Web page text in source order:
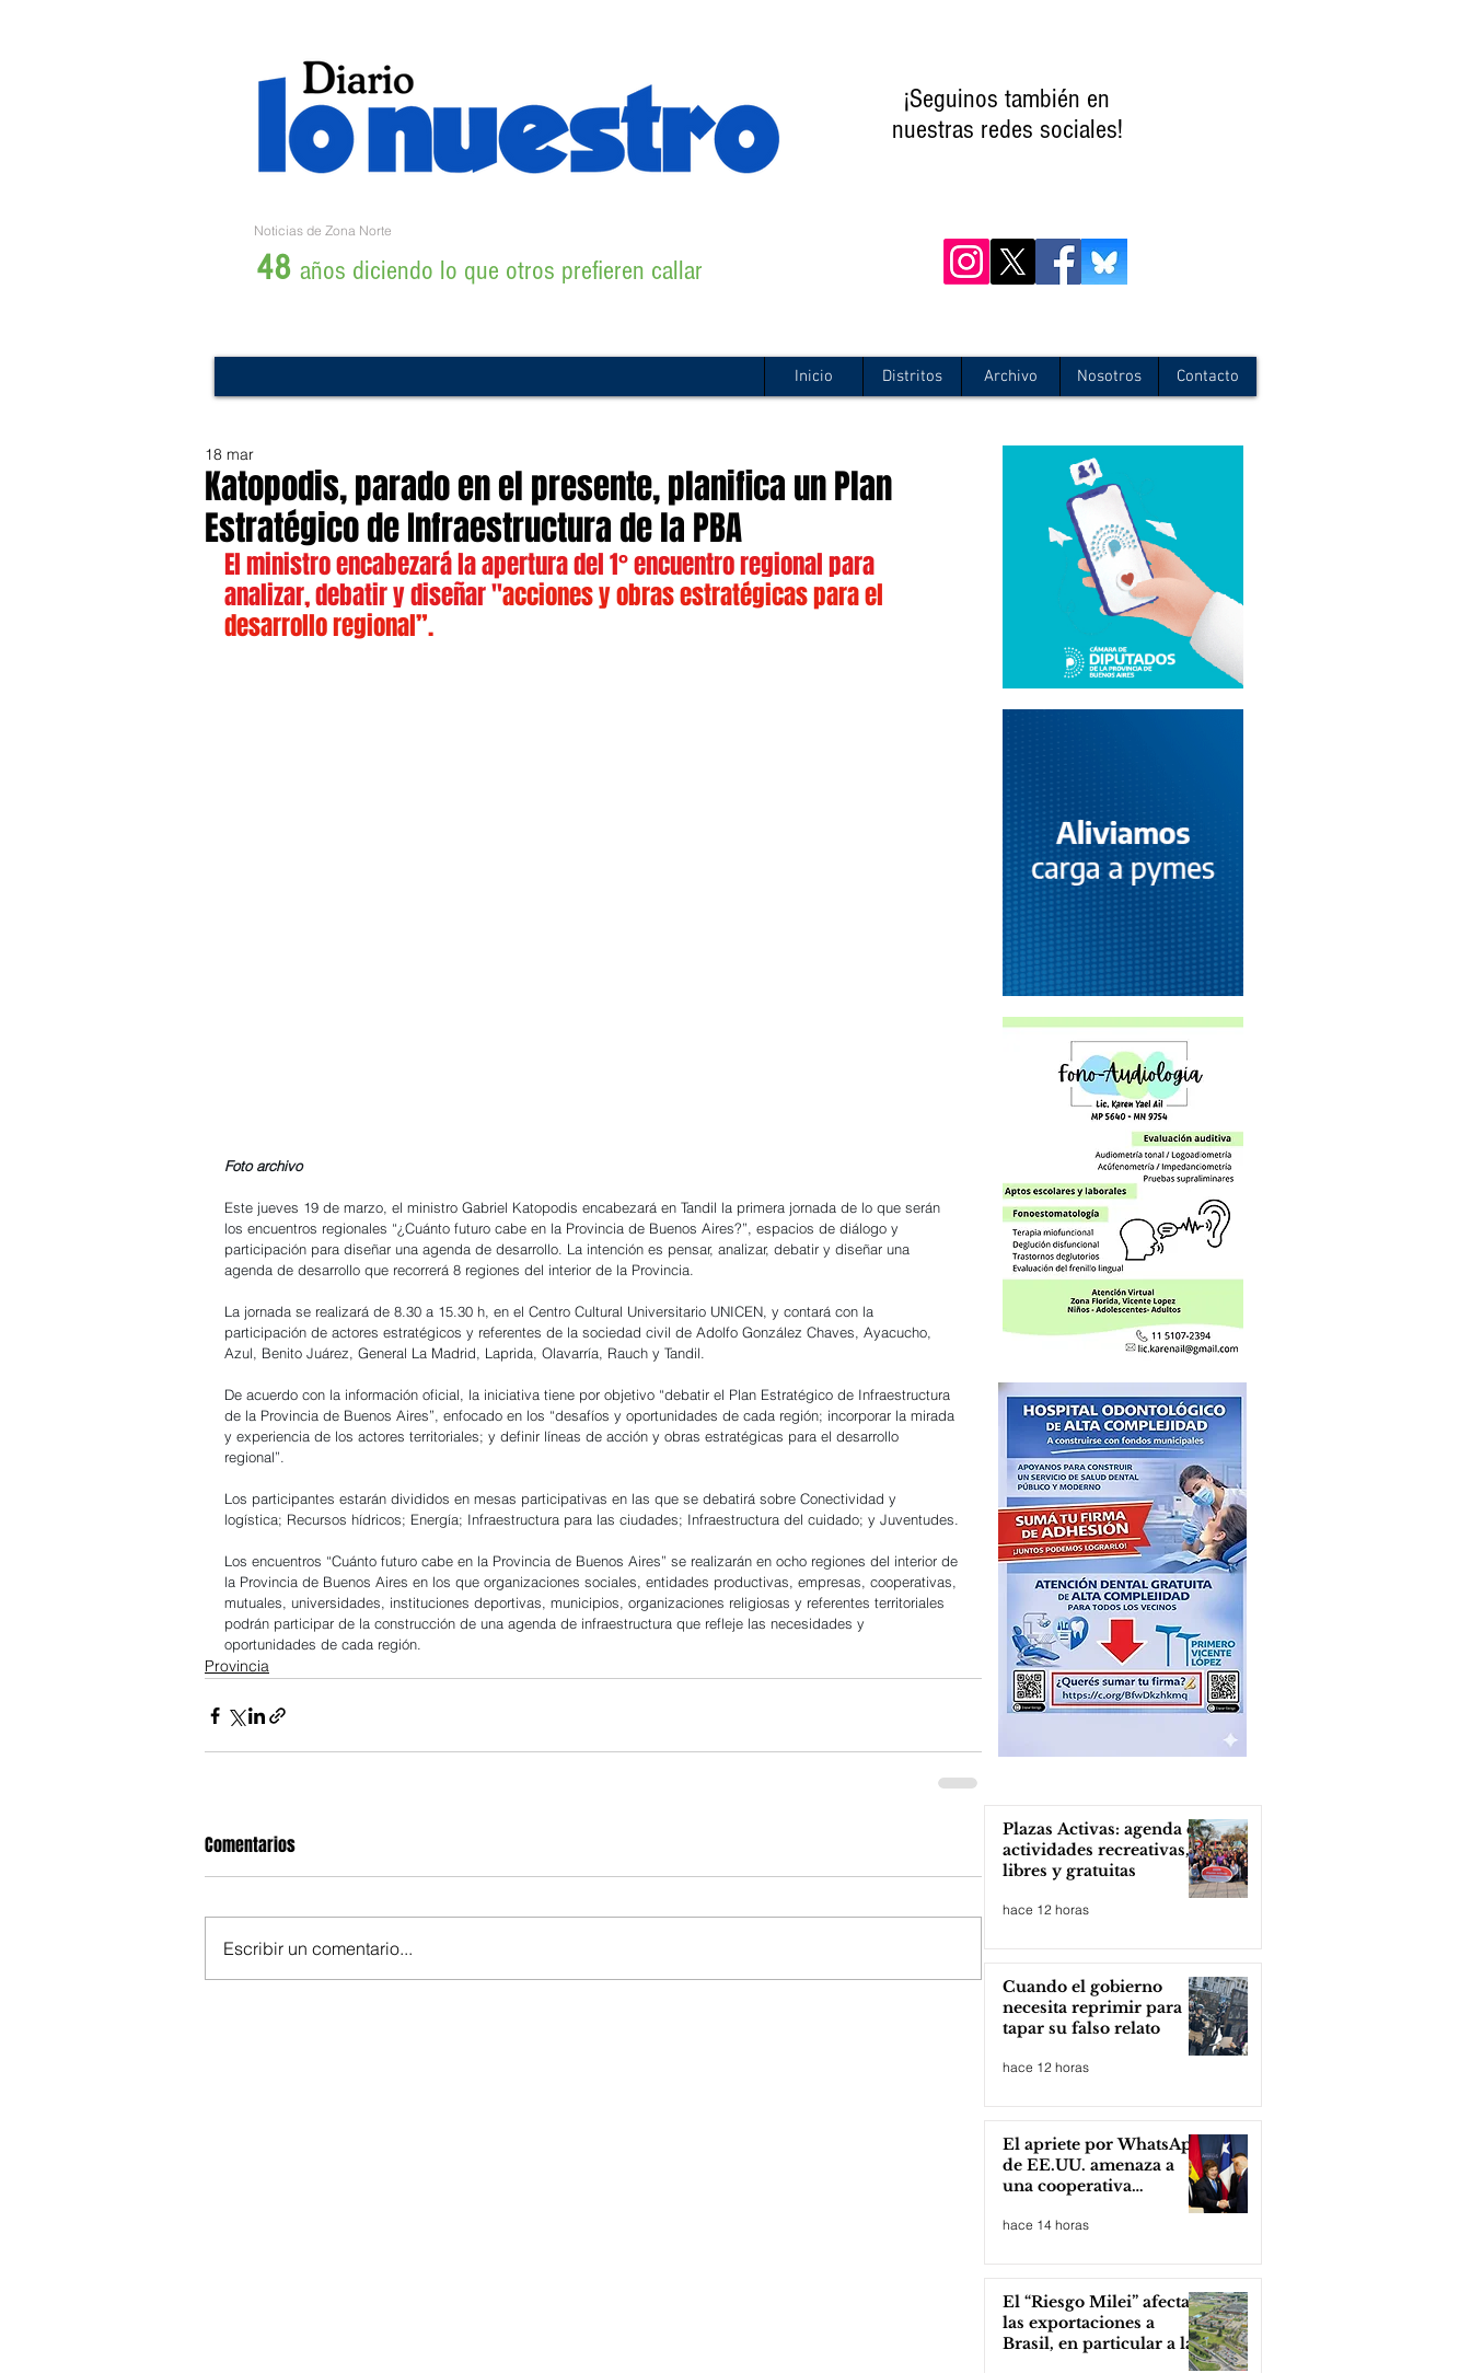
¡Seguinos también en
nuestras redes sociales!
Noticias de Zona Norte
48 años diciendo lo que otros prefieren callar
Inicio Distritos Archivo Nosotros Contacto
Katopodis, parado en el presente, planifica un Plan
Estratégico de Infraestructura de la PBA
18 mar
El ministro encabezará la apertura del 1° encuentro regional para
analizar, debatir y diseñar "acciones y obras estratégicas para el
desarrollo regional”.
Foto archivo
Este jueves 19 de marzo, el ministro Gabriel Katopodis encabezará en Tandil la primera jornada de lo que serán
los encuentros regionales “¿Cuánto futuro cabe en la Provincia de Buenos Aires?”, espacios de diálogo y
participación para diseñar una agenda de desarrollo. La intención es pensar, analizar, debatir y diseñar una
agenda de desarrollo que recorrerá 8 regiones del interior de la Provincia.
La jornada se realizará de 8.30 a 15.30 h, en el Centro Cultural Universitario UNICEN, y contará con la
participación de actores estratégicos y referentes de la sociedad civil de Adolfo González Chaves, Ayacucho,
Azul, Benito Juárez, General La Madrid, Laprida, Olavarría, Rauch y Tandil.
De acuerdo con la información oficial, la iniciativa tiene por objetivo “debatir el Plan Estratégico de Infraestructura
de la Provincia de Buenos Aires”, enfocado en los “desafíos y oportunidades de cada región; incorporar la mirada
y experiencia de los actores territoriales; y definir líneas de acción y obras estratégicas para el desarrollo
regional”.
Los participantes estarán divididos en mesas participativas en las que se debatirá sobre Conectividad y
logística; Recursos hídricos; Energía; Infraestructura para las ciudades; Infraestructura del cuidado; y Juventudes.
Los encuentros “Cuánto futuro cabe en la Provincia de Buenos Aires” se realizarán en ocho regiones del interior de
la Provincia de Buenos Aires en los que organizaciones sociales, entidades productivas, empresas, cooperativas,
mutuales, universidades, instituciones deportivas, municipios, organizaciones religiosas y referentes territoriales
podrán participar de la construcción de una agenda de infraestructura que refleje las necesidades y
oportunidades de cada región.
Provincia
Comentarios
Escribir un comentario...
Plazas Activas: agenda de
actividades recreativas,
libres y gratuitas
hace 12 horas
Cuando el gobierno
necesita reprimir para
tapar su falso relato
hace 12 horas
El apriete por WhatsApp
de EE.UU. amenaza a
una cooperativa
argentina para boicotear
a Huawei
hace 14 horas
El “Riesgo Milei” afecta
las exportaciones a
Brasil, en particular a la
industria automotriz de